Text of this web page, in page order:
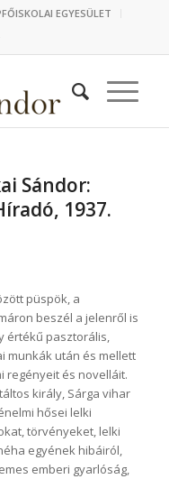
EGYESÜLET
Sándor:
1937.
püspök, a
beszél a jelenről is
értékű pasztorális,
munkák után és mellett
regényeit és novelláit.
király, Sárga vihar
hősei lelki
törvényeket, lelki
egyének hibáiról,
emberi gyarlóság,